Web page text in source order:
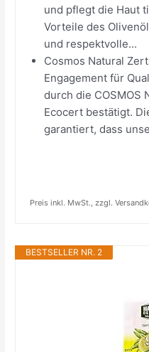
und pflegt die Haut
Vorteile des
und respektvolle...
Cosmos Natural
Engagement für
durch die COSMOS
Ecocert bestätigt.
garantiert, dass
Preis inkl. MwSt., zzgl.
BESTSELLER NR. 2